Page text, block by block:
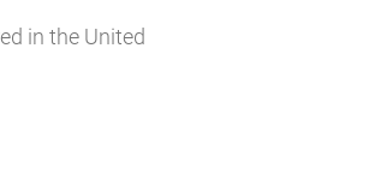
in the United